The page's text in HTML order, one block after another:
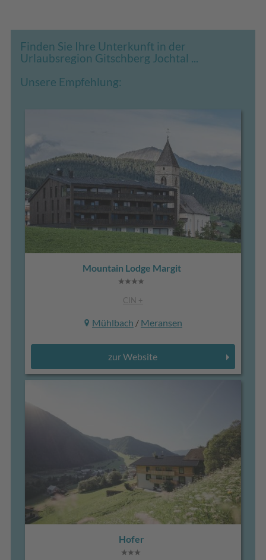
Finden Sie Ihre Unterkunft in der
Urlaubsregion Gitschberg Jochtal ...
Unsere Empfehlung:
Mountain Lodge Margit
CIN +
Mühlbach / Meransen
zur Website
Hofer